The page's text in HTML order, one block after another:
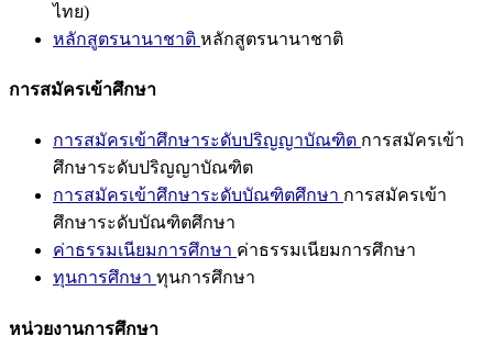
ไทย)
หลักสูตรนานาชาติ หลักสูตรนานาชาติ
การสมัครเข้าศึกษา
การสมัครเข้าศึกษาระดับปริญญาบัณฑิต การสมัครเข้า
ศึกษาระดับปริญญาบัณฑิต
การสมัครเข้าศึกษาระดับบัณฑิตศึกษา การสมัครเข้า
ศึกษาระดับบัณฑิตศึกษา
ค่าธรรมเนียมการศึกษา ค่าธรรมเนียมการศึกษา
ทุนการศึกษา ทุนการศึกษา
หน่วยงานการศึกษา